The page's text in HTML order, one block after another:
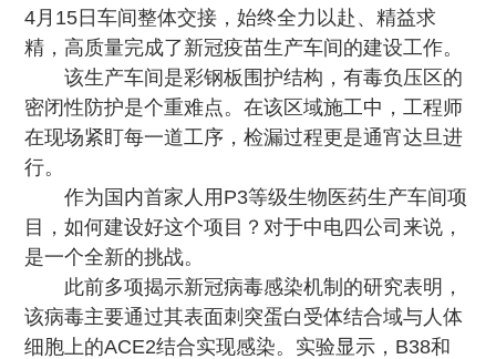
4月15日车间整体交接，始终全力以赴、精益求
精，高质量完成了新冠疫苗生产车间的建设工作。
该生产车间是彩钢板围护结构，有毒负压区的
密闭性防护是个重难点。在该区域施工中，工程师
在现场紧盯每一道工序，检漏过程更是通宵达旦进
行。
作为国内首家人用P3等级生物医药生产车间项
目，如何建设好这个项目？对于中电四公司来说，
是一个全新的挑战。
此前多项揭示新冠病毒感染机制的研究表明，
该病毒主要通过其表面刺突蛋白受体结合域与人体
细胞上的ACE2结合实现感染。实验显示，B38和